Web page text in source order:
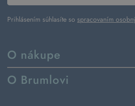
O nákupe
Spôsoby dodania a platby
Vrátenie tovaru a reklamácia
O Brumlovi
Prihlásením súhlasíte so spracovaním